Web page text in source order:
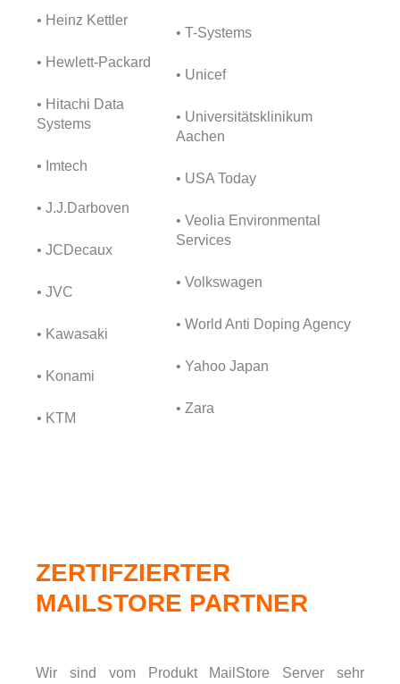
• Heinz Kettler
• Hewlett-Packard
• Hitachi Data
Systems
• Imtech
• J.J.Darboven
• JCDecaux
• JVC
• Kawasaki
• Konami
• KTM
• T-Systems
• Unicef
• Universitätsklinikum
Aachen
• USA Today
• Veolia Environmental
Services
• Volkswagen
• World Anti Doping Agency
• Yahoo Japan
• Zara
ZERTIFZIERTER
MAILSTORE PARTNER
Wir sind vom Produkt MailStore Server sehr